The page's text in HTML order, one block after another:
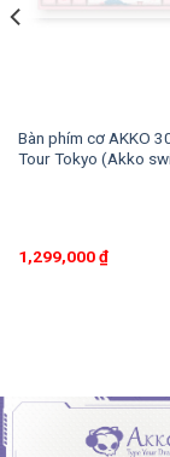
Bàn phím cơ AKKO
Tour Tokyo (Akko
1,299,000₫